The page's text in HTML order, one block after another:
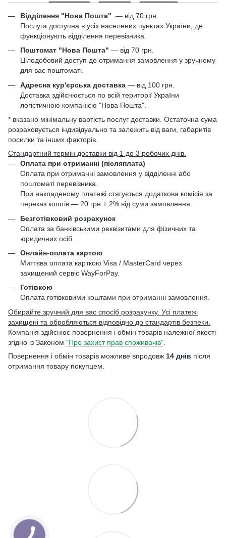
Відділення "Нова Пошта" — від 70 грн.
Послуга доступна в усіх населених пунктах України, де
функціонують відділення перевізника.
Поштомат "Нова Пошта" — від 70 грн.
Цілодобовий доступ до отримання замовлення у зручному
для вас поштоматі.
Адресна кур'єрська доставка — від 100 грн.
Доставка здійснюється по всій території України
логістичною компанією "Нова Пошта".
* вказано мінімальну вартість послуг доставки. Остаточна сума
розраховується індивідуально та залежить від ваги, габаритів
посилки та інших факторів.
Стандартний термін доставки від 1 до 3 робочих днів.
Оплата при отриманні (післяплата)
Оплата при отриманні замовлення у відділенні або
поштоматі перевізника.
При накладеному платежі стягується додаткова комісія за
переказ коштів — 20 грн + 2% від суми замовлення.
Безготівковий розрахунок
Оплата за банківськими реквізитами для фізичних та
юридичних осіб.
Онлайн-оплата картою
Миттєва оплата карткою Visa / MasterCard через
захищений сервіс WayForPay.
Готівкою
Оплата готівковими коштами при отриманні замовлення.
Обирайте зручний для вас спосіб розрахунку. Усі платежі
захищені та обробляються відповідно до стандартів безпеки.
Компанія здійснює повернення і обмін товарів належної якості
згідно із Законом "Про захист прав споживачів"
Повернення і обмін товарів можливе впродовж 14 днів після
отримання товару покупцем.